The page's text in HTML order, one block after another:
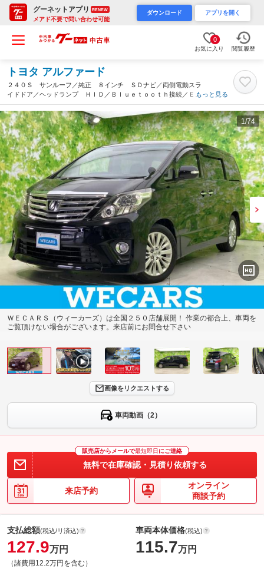
グーネットアプリ RENEW
メアド不要で問い合わせ可能
ダウンロード アプリを開く
0
お気に入り 閲覧履歴
トヨタ アルファード
２４０Ｓ サンルーフ／純正 ８インチ ＳＤナビ／両側電動スラ
イドドア／ヘッドランプ ＨＩＤ／Ｂｌｕｅｔｏｏｔｈ接続／ＥＴ
Ｃ／ＥＢＤ付ＡＢＳ／フルセグＴＶ／ＤＶＤ／禁煙車／アルミホイ
ール 純正 １８インチ（滋賀県）
もっと見る
1/74
ＷＥＣＡＲＳ（ウィーカーズ）は全国２５０店舗展開！ 作業の都合上、車両を
ご覧頂けない場合がございます。来店前にお問合せ下さい
画像をリクエストする
車両動画（2）
販売店からメールで最短即日 にご連絡
無料で在庫確認・見積り依頼する
来店予約
オンライン
商談予約
支払総額(税込/リ済込)
127.9万円
（諸費用12.2万円を含む）
車両本体価格(税込)
115.7万円